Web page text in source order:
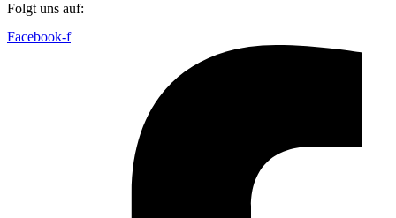
Folgt uns auf:
Facebook-f